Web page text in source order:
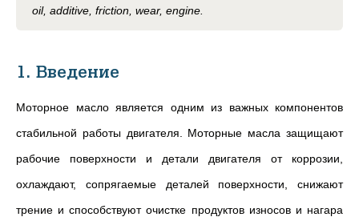
oil, additive, friction, wear, engine.
1. Введение
Моторное масло является одним из важных компонентов
стабильной работы двигателя. Моторные масла защищают
рабочие поверхности и детали двигателя от коррозии,
охлаждают, сопрягаемые деталей поверхности, снижают
трение и способствуют очистке продуктов износов и нагара